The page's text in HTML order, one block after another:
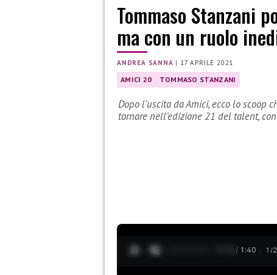
Tommaso Stanzani
ma con un ruolo
ANDREA SANNA | 17 APRILE 2021
AMICI 20 TOMMASO STANZANI
Dopo l’uscita da Amici, ecco lo scoop
tornare nell’edizione 21 del talent,
0:13 / 1:40 1 /2